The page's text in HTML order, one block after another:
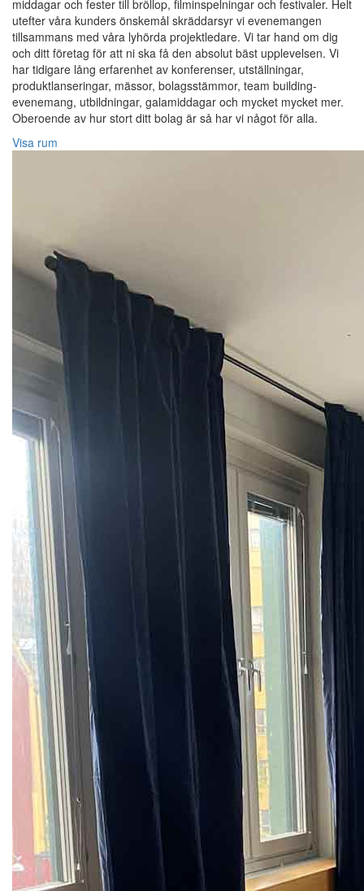
middagar och fester till bröllop, filminspelningar och festivaler. Helt
utefter våra kunders önskemål skräddarsyr vi evenemangen
tillsammans med våra lyhörda projektledare. Vi tar hand om dig
och ditt företag för att ni ska få den absolut bäst upplevelsen. Vi
har tidigare lång erfarenhet av konferenser, utställningar,
produktlanseringar, mässor, bolagsstämmor, team building-
evenemang, utbildningar, galamiddagar och mycket mycket mer.
Oberoende av hur stort ditt bolag är så har vi något för alla.
Visa rum